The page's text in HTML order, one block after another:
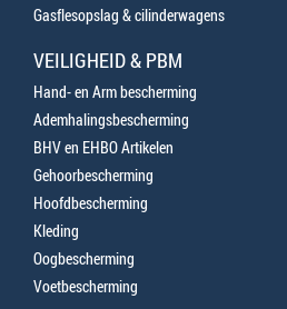
Gasflesopslag & cilinderwagens
VEILIGHEID & PBM
Hand- en Arm bescherming
Ademhalingsbescherming
BHV en EHBO Artikelen
Gehoorbescherming
Hoofdbescherming
Kleding
Oogbescherming
Voetbescherming